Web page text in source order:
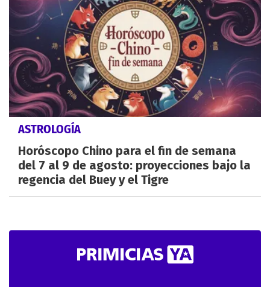
ASTROLOGÍA
Horóscopo Chino para el fin de semana
del 7 al 9 de agosto: proyecciones bajo la
regencia del Buey y el Tigre